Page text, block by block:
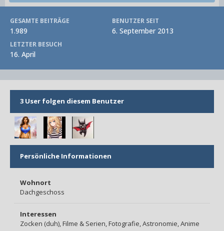
GESAMTE BEITRÄGE
1.989
BENUTZER SEIT
6. September 2013
LETZTER BESUCH
16. April
3 User folgen diesem Benutzer
Persönliche Informationen
Wohnort
Dachgeschoss
Interessen
Zocken (duh), Filme & Serien, Fotografie, Astronomie, Anime